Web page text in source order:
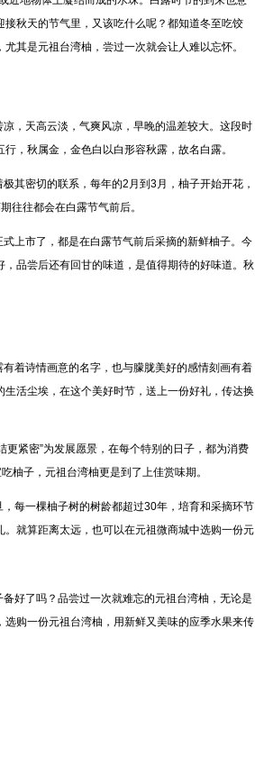
秋天的节气里，又该吃什么呢？都知道冬至吃饺
其是元祖台湾柚，尝过一次就会让人难以忘怀。
，天高云淡，气爽风凉，早晚的温差较大。这段时
，秋属金，金色白以白形容秋露，故名白露。
密切的联系，每年的2月到3月，柚子开始开花，
往往都会在白露节气前后。
上市了，都是在白露节气前后采摘的新鲜柚子。今
品尝后还有回甘的味道，是值得期待的好味道。秋
着诗情画意的名字，也与朦胧美好的感情刻画有着
活尘埃，在这个美好时节，送上一份好礼，传达换
紧密”为发展愿景，在每个特别的日子，都为消费
柚子，元祖台湾柚更是到了上佳赏味期。
每一棵柚子树的树龄都超过30年，培育和采摘环节
就算距离太远，也可以在元祖微商城中选购一份元
好了吗？品尝过一次就难忘的元祖台湾柚，无论是
购一份元祖台湾柚，用新鲜又美味的应季水果来传